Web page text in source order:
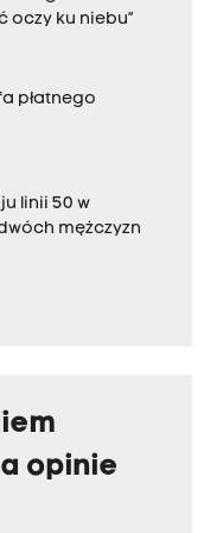
oczy ku niebu”
płatnego
linii 50 w
mężczyzn
opinie